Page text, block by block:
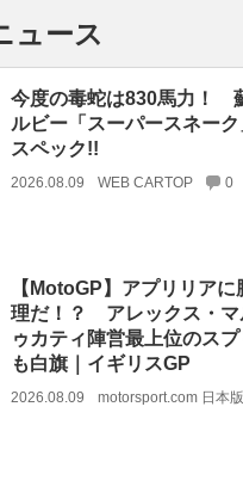
ュース
今度の毒蛇は830馬力！
ルビー「スーパースネー
スペック!!
2026.08.09 WEB CARTOP 0
【MotoGP】アプリリア
理だ！？ アレックス・マ
ゥカティ陣営最上位のス
も白旗｜イギリスGP
2026.08.09 motorsport.com 日本版